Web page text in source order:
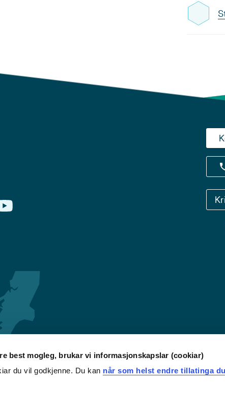
best mogleg, brukar vi informasjonskapslar (cookiar)
du vil godkjenne. Du kan når som helst endre tillatinga